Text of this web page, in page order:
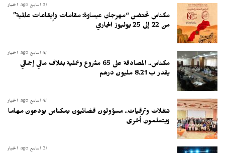
أخبار 3 أسابيع ago
مكناس تحتضن “مهرجان عيساوة: مقامات وإيقاعات عالمية”
من 22 إلى 25 يوليوز الجاري
أخبار 4 أسابيع ago
مكناس.. المصادقة على 65 مشروع وعملية بغلاف مالي إجمالي
يقدر ب 8.21 مليون درهم
أخبار 4 أسابيع ago
تنقلات وترقيات.. مسؤولون قضائيون بمكناس يودعون مهاما
ويتسلمون أخرى
أخبار 3 أسابيع ago